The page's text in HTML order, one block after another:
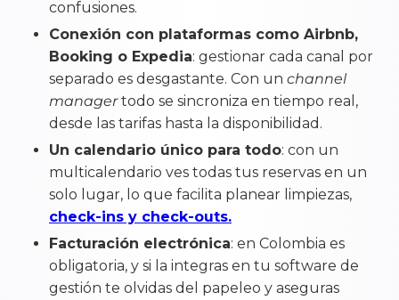
confusiones.
Conexión con plataformas como Airbnb,
Booking o Expedia: gestionar cada canal por
separado es desgastante. Con un channel
managertodo se sincroniza en tiempo real,
desde las tarifas hasta la disponibilidad.
Un calendario único para todo: con un
multicalendario ves todas tus reservas en un
solo lugar, lo que facilita planear limpiezas,
check-ins y check-outs.
Facturación electrónica: en Colombia es
obligatoria, y si la integras en tu software de
gestión te olvidas del papeleo y aseguras